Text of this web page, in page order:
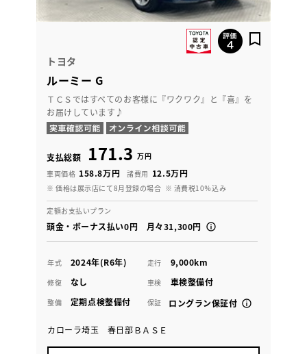
トヨタ
ルーミー G
ＴＣＳではすべてのお客様に『ワクワク』と『喜』を
お届けしています♪
支払総額 171.3 万円
車両価格 158.8万円 諸費用 12.5万円
※ 価格は展示店にて8月登録の場合 ※ 消費税10％込み
定額お支払いプラン
頭金・ボーナス払い0円 月々31,300円
年式 2024年(R6年) 走行 9,000km
修復 なし 車検 車検整備付
整備 定期点検整備付 保証 ロングラン保証付
カローラ埼玉 春日部ＢＡＳＥ